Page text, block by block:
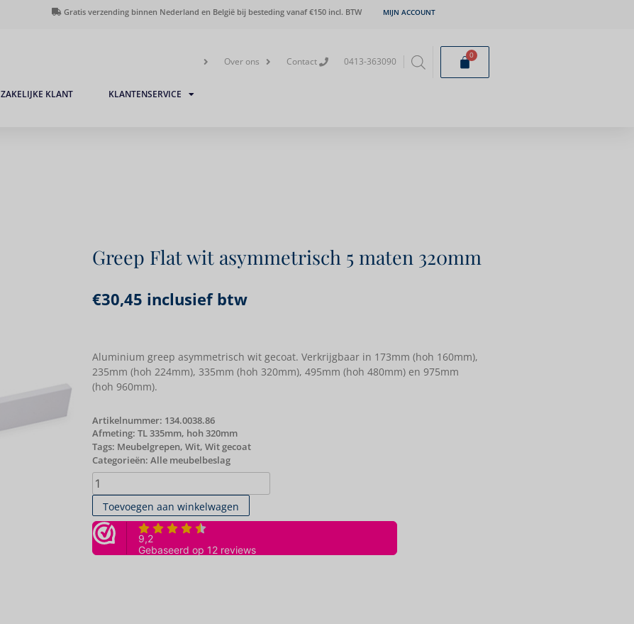
Gratis verzending binnen Nederland en België bij besteding vanaf €150 incl. BTW MIJN ACCOUNT
Over ons Contact 0413-363090
0
ZAKELIJKE KLANT KLANTENSERVICE
Greep Flat wit asymmetrisch 5 maten 320mm
€30,45 inclusief btw
Aluminium greep asymmetrisch wit gecoat. Verkrijgbaar in 173mm (hoh 160mm),
235mm (hoh 224mm), 335mm (hoh 320mm), 495mm (hoh 480mm) en 975mm
(hoh 960mm).
Artikelnummer: 134.0038.86
Afmeting: TL 335mm, hoh 320mm
Tags: Meubelgrepen, Wit, Wit gecoat
Categorieën: Alle meubelbeslag
Toevoegen aan winkelwagen